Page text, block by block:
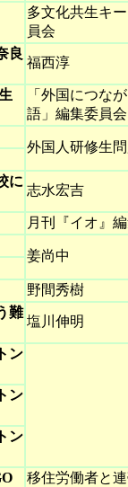
多文化共生キ
員会
良
福西淳
「外国につな
語」編集委員会
外国人研修生
に
志水宏吉
月刊『イオ』
姜尚中
野間秀樹
難
塩川伸明
ン
ン
ン
移住労働者と